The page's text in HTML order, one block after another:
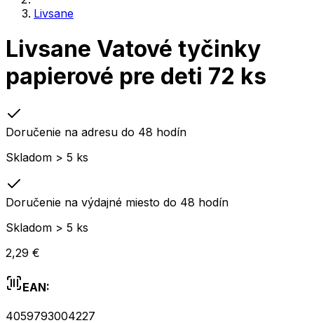
Livsane
Livsane Vatové tyčinky
papierové pre deti 72 ks
Doručenie na adresu do 48 hodín
Skladom > 5 ks
Doručenie na výdajné miesto do 48 hodín
Skladom > 5 ks
2,29 €
EAN:
4059793004227